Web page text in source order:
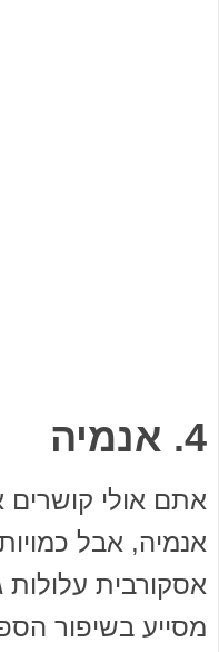
4. אנמיה
אתם אולי
אנמיה, אבל
מסייע בשיפור